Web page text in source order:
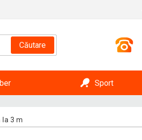
Căutare
Sport
3 m